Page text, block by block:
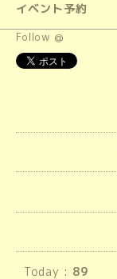
イベント予約
Follow @
Today : 89